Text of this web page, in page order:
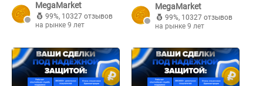
MegaMarket
99%, 10327 отзывов
на рынке 9 лет
MegaMarket
99%, 10327 отзывов
на рынке 9 лет